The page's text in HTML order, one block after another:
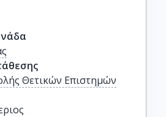
Θετικών Επιστημών